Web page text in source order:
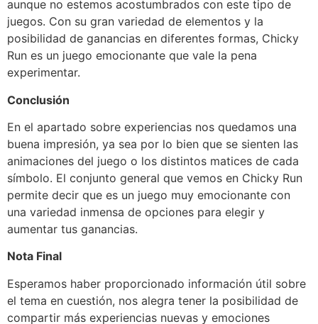
aunque no estemos acostumbrados con este tipo de
juegos. Con su gran variedad de elementos y la
posibilidad de ganancias en diferentes formas, Chicky
Run es un juego emocionante que vale la pena
experimentar.
Conclusión
En el apartado sobre experiencias nos quedamos una
buena impresión, ya sea por lo bien que se sienten las
animaciones del juego o los distintos matices de cada
símbolo. El conjunto general que vemos en Chicky Run
permite decir que es un juego muy emocionante con
una variedad inmensa de opciones para elegir y
aumentar tus ganancias.
Nota Final
Esperamos haber proporcionado información útil sobre
el tema en cuestión, nos alegra tener la posibilidad de
compartir más experiencias nuevas y emociones